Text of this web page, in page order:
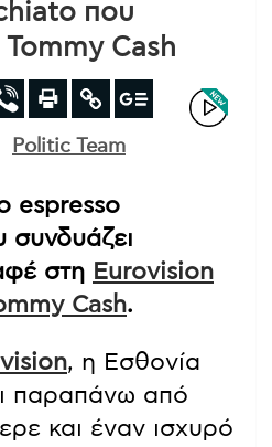
που
Cash
Politic Team
espresso
στη Eurovision
Cash.
, η Εσθονία
παραπάνω από
και έναν ισχυρό